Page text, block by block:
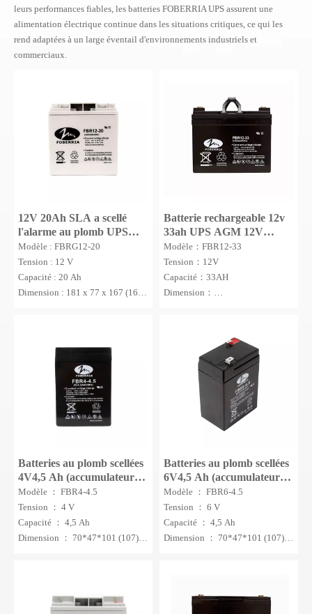
leurs performances fiables, les batteries FOBERRIA UPS assurent une
alimentation électrique continue dans les situations critiques, ce qui les
rend adaptées à un large éventail d'environnements industriels et
commerciaux.
12V 20Ah SLA a scellé
l'alarme au plomb UPS
système batterie AGM
Modèle : FBRG12-20
Tension : 12 V
Capacité : 20 Ah
Dimension : 181 x 77 x 167 (167)
Batterie rechargeable 12v
33ah UPS AGM 12V
batterie au plomb scellée
Modèle：FBR12-33
Tension：12V
Capacité：33AH
Dimension：
Batteries au plomb scellées
4V4,5 Ah (accumulateur)
pour UPS/alarme/éclairage
Modèle ： FBR4-4.5
Tension ： 4 V
Capacité ： 4,5 Ah
Dimension ： 70*47*101 (107)
Batteries au plomb scellées
6V4,5 Ah (accumulateur)
pour UPS/alarme/éclairage
Modèle ： FBR6-4.5
Tension ： 6 V
Capacité ： 4,5 Ah
Dimension ： 70*47*101 (107)